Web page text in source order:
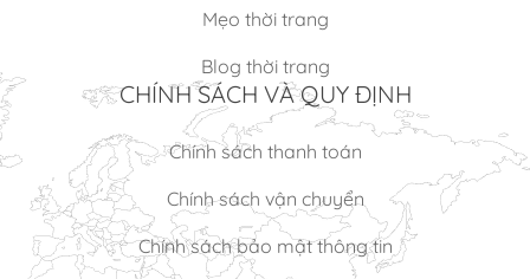
Mẹo thời trang
Blog thời trang
CHÍNH SÁCH VÀ QUY ĐỊNH
Chính sách thanh toán
Chính sách vận chuyển
Chính sách bảo mật thông tin